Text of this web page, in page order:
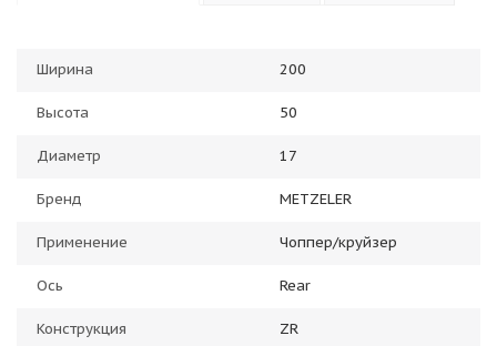
Ширина 200
Высота 50
Диаметр 17
Бренд METZELER
Применение Чоппер/круйзер
Ось Rear
Конструкция ZR